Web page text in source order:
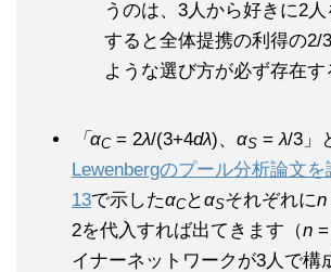
うのは、3人から好きに2人
すると全体提携の利得の2/
ような選び方が必ず存在す
「αC= 2λ/(3+4dλ)、 αS = λ/3」
Lewenbergのプール分析論文を
13で示したαCとαSそれぞれにn
2を代入すれば出てきます（n
イナーネットワークが3人で構